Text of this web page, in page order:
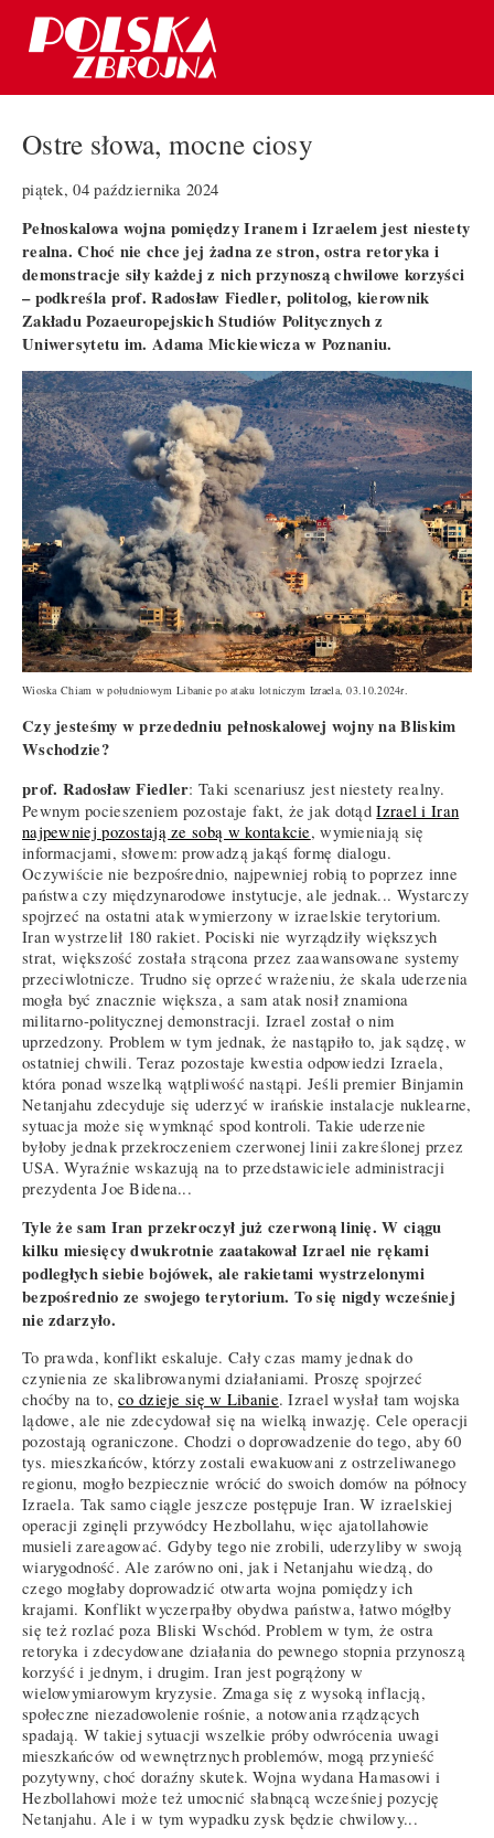
Ostre słowa, mocne ciosy
piątek, 04 października 2024
Pełnoskalowa wojna pomiędzy Iranem i Izraelem jest niestety
realna. Choć nie chce jej żadna ze stron, ostra retoryka i
demonstracje siły każdej z nich przynoszą chwilowe korzyści
– podkreśla prof. Radosław Fiedler, politolog, kierownik
Zakładu Pozaeuropejskich Studiów Politycznych z
Uniwersytetu im. Adama Mickiewicza w Poznaniu.
Wioska Chiam w południowym Libanie po ataku lotniczym Izraela, 03.10.2024r.
Czy jesteśmy w przededniu pełnoskalowej wojny na Bliskim
Wschodzie?
prof. Radosław Fiedler: Taki scenariusz jest niestety realny.
Pewnym pocieszeniem pozostaje fakt, że jak dotądIzrael i Iran
najpewniej pozostają ze sobą w kontakcie, wymieniają się
informacjami, słowem: prowadzą jakąś formę dialogu.
Oczywiście nie bezpośrednio, najpewniej robią to poprzez inne
państwa czy międzynarodowe instytucje, ale jednak... Wystarczy
spojrzeć na ostatni atak wymierzony w izraelskie terytorium.
Iran wystrzelił 180 rakiet. Pociski nie wyrządziły większych
strat, większość została strącona przez zaawansowane systemy
przeciwlotnicze. Trudno się oprzeć wrażeniu, że skala uderzenia
mogła być znacznie większa, a sam atak nosił znamiona
militarno-politycznej demonstracji. Izrael został o nim
uprzedzony. Problem w tym jednak, że nastąpiło to, jak sądzę, w
ostatniej chwili. Teraz pozostaje kwestia odpowiedzi Izraela,
która ponad wszelką wątpliwość nastąpi. Jeśli premier Binjamin
Netanjahu zdecyduje się uderzyć w irańskie instalacje nuklearne,
sytuacja może się wymknąć spod kontroli. Takie uderzenie
byłoby jednak przekroczeniem czerwonej linii zakreślonej przez
USA. Wyraźnie wskazują na to przedstawiciele administracji
prezydenta Joe Bidena...
Tyle że sam Iran przekroczył już czerwoną linię. W ciągu
kilku miesięcy dwukrotnie zaatakował Izrael nie rękami
podległych siebie bojówek, ale rakietami wystrzelonymi
bezpośrednio ze swojego terytorium. To się nigdy wcześniej
nie zdarzyło.
To prawda, konflikt eskaluje. Cały czas mamy jednak do
czynienia ze skalibrowanymi działaniami. Proszę spojrzeć
choćby na to,co dzieje się w Libanie. Izrael wysłał tam wojska
lądowe, ale nie zdecydował się na wielką inwazję. Cele operacji
pozostają ograniczone. Chodzi o doprowadzenie do tego, aby 60
tys. mieszkańców, którzy zostali ewakuowani z ostrzeliwanego
regionu, mogło bezpiecznie wrócić do swoich domów na północy
Izraela. Tak samo ciągle jeszcze postępuje Iran. W izraelskiej
operacji zginęli przywódcy Hezbollahu, więc ajatollahowie
musieli zareagować. Gdyby tego nie zrobili, uderzyliby w swoją
wiarygodność. Ale zarówno oni, jak i Netanjahu wiedzą, do
czego mogłaby doprowadzić otwarta wojna pomiędzy ich
krajami. Konflikt wyczerpałby obydwa państwa, łatwo mógłby
się też rozlać poza Bliski Wschód. Problem w tym, że ostra
retoryka i zdecydowane działania do pewnego stopnia przynoszą
korzyść i jednym, i drugim. Iran jest pogrążony w
wielowymiarowym kryzysie. Zmaga się z wysoką inflacją,
społeczne niezadowolenie rośnie, a notowania rządzących
spadają. W takiej sytuacji wszelkie próby odwrócenia uwagi
mieszkańców od wewnętrznych problemów, mogą przynieść
pozytywny, choć doraźny skutek. Wojna wydana Hamasowi i
Hezbollahowi może też umocnić słabnącą wcześniej pozycję
Netanjahu. Ale i w tym wypadku zysk będzie chwilowy...